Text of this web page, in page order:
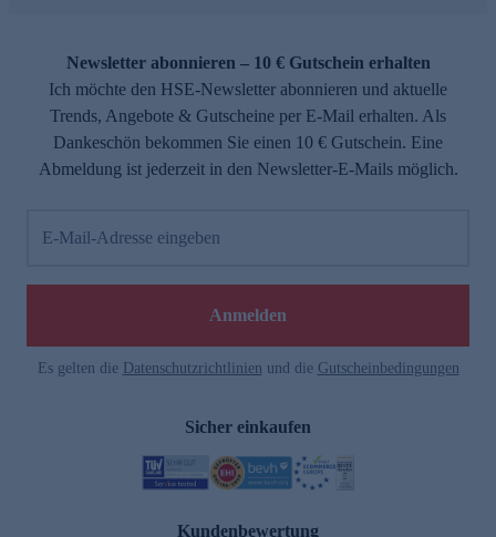
Newsletter abonnieren – 10 € Gutschein erhalten
Ich möchte den HSE-Newsletter abonnieren und aktuelle
Trends, Angebote & Gutscheine per E-Mail erhalten. Als
Dankeschön bekommen Sie einen 10 € Gutschein. Eine
Abmeldung ist jederzeit in den Newsletter-E-Mails möglich.
E-Mail-Adresse eingeben
Anmelden
Es gelten die Datenschutzrichtlinien und die Gutscheinbedingungen
Sicher einkaufen
Kundenbewertung